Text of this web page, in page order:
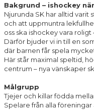
Bakgrund – ishockey
Njurunda SK har alltid
och att uppmuntra
oss ska ishockey vara
Därför bjuder vi in till en
där barnen får spela
Här står maximal speltid,
centrum – nya vänskaper
Målgrupp
Tjejer och killar födda
Spelare från alla föreningar